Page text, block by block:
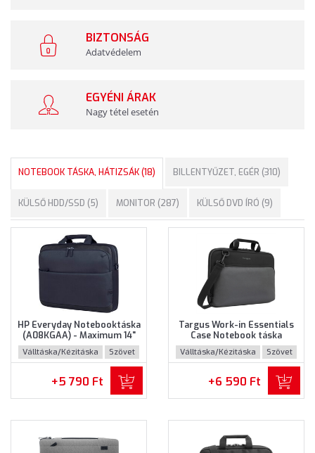
BIZTONSÁG
Adatvédelem
EGYÉNI ÁRAK
Nagy tétel esetén
NOTEBOOK TÁSKA, HÁTIZSÁK (18) BILLENTYŰZET, EGÉR (310)
KÜLSŐ HDD/SSD (5) MONITOR (287) KÜLSŐ DVD ÍRÓ (9)
HP Everyday Notebooktáska
(A08KGAA) - Maximum 14"
méretű notebookokhoz
Válltáska/Kézitáska Szövet
+5 790 Ft
Targus Work-in Essentials
Case Notebook táska
(TED007GL) - Maximum 14.0"
méretű notebokhoz -
Fekete-szürke színben
Válltáska/Kézitáska Szövet
+6 590 Ft